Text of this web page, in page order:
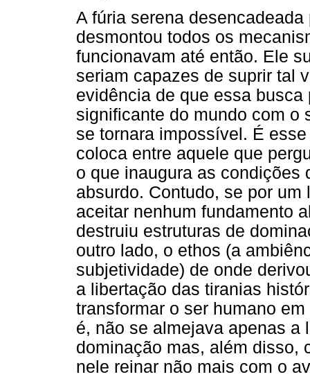
A fúria serena
desmontou todos os
funcionavam até então. Ele
seriam capazes de suprir tal
evidência de que essa
significante do mundo com o
se tornara impossível. É
coloca entre aquele que
o que inaugura as condições
absurdo. Contudo, se por
aceitar nenhum fundamento
destruiu estruturas de
outro lado, o ethos (a
subjetividade) de onde
a libertação das tiranias
transformar o ser humano
é, não se almejava apenas a
dominação mas, além disso,
nele reinar não mais com o